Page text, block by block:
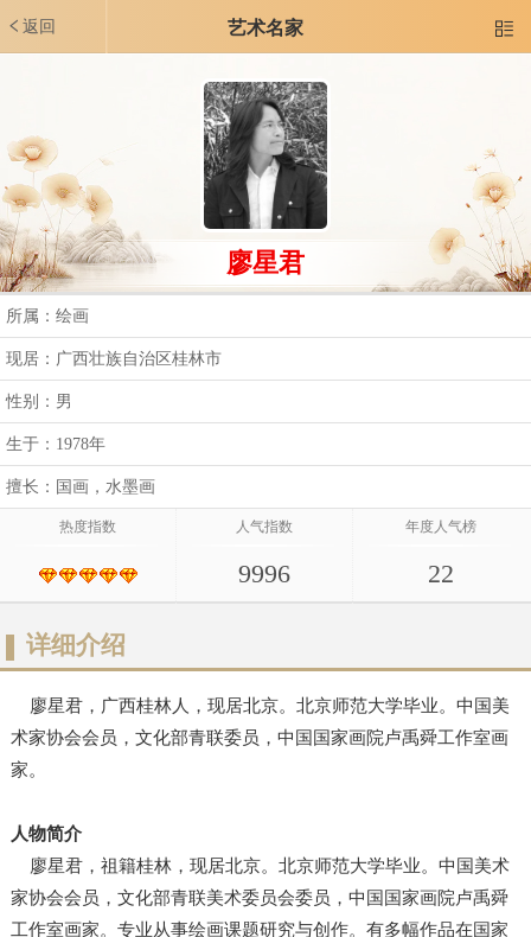
返回 艺术名家 
廖星君
所属：绘画
现居：广西壮族自治区桂林市
性别：男
生于：1978年
擅长：国画，水墨画
热度指数 人气指数
9996
年度人气榜
22
详细介绍
廖星君，广西桂林人，现居北京。北京师范大学毕业。中国美
术家协会会员，文化部青联委员，中国国家画院卢禹舜工作室画
家。
人物简介
廖星君，祖籍桂林，现居北京。北京师范大学毕业。中国美术
家协会会员，文化部青联美术委员会委员，中国国家画院卢禹舜
工作室画家。专业从事绘画课题研究与创作。有多幅作品在国家